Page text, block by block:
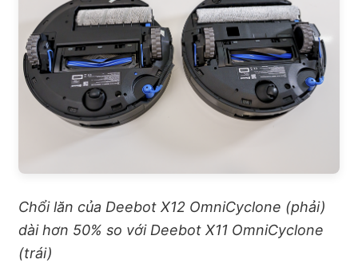
Chổi lăn của Deebot X12 OmniCyclone (phải)
dài hơn 50% so với Deebot X11 OmniCyclone
(trái)